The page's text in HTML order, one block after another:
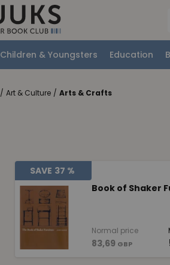
Children & Youngsters Education
/ Art & Culture / Arts & Crafts
SAVE 37 %
Book of Shaker
Normal price
83,69 GBP